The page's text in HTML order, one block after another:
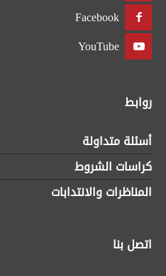
Facebook
YouTube
روابط
أسئلة متداولة
كراسات الشروط
المناظرات والانتدابات
اتصل بنا